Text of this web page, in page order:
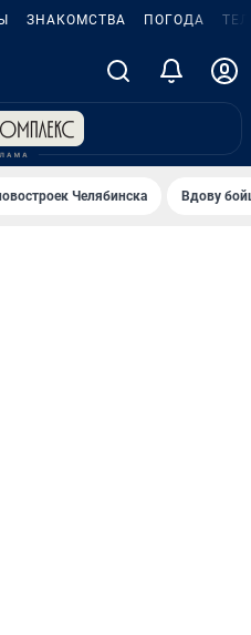
ЗНАКОМСТВА ПОГОДА
Челябинска Вдову